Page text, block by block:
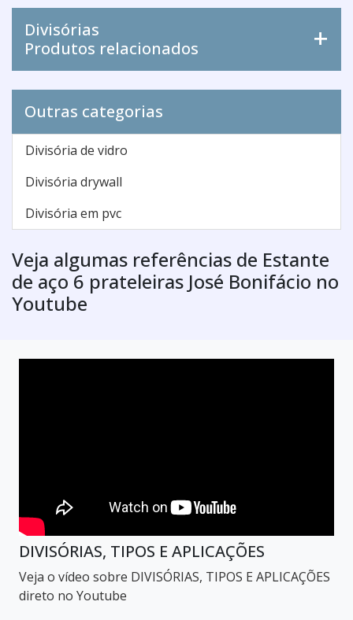
Divisórias
Produtos relacionados
Outras categorias
Divisória de vidro
Divisória drywall
Divisória em pvc
Veja algumas referências de Estante
de aço 6 prateleiras José Bonifácio no
Youtube
DIVISÓRIAS, TIPOS E APLICAÇÕES
Veja o vídeo sobre DIVISÓRIAS, TIPOS E APLICAÇÕES
direto no Youtube